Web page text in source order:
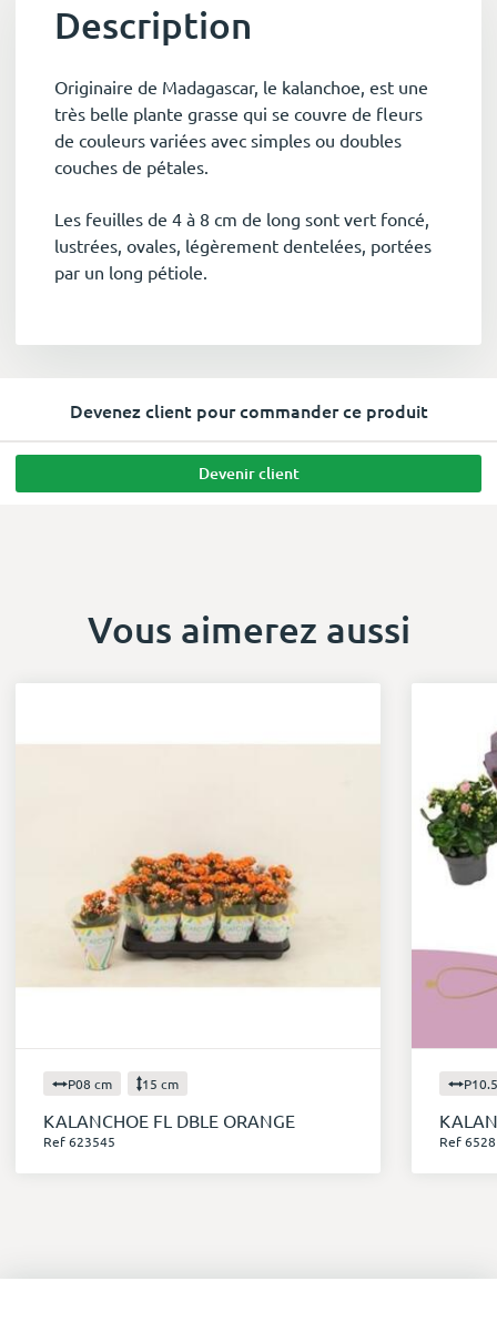
Description
Originaire de Madagascar, le kalanchoe, est une
très belle plante grasse qui se couvre de fleurs
de couleurs variées avec simples ou doubles
couches de pétales.
Les feuilles de 4 à 8 cm de long sont vert foncé,
lustrées, ovales, légèrement dentelées, portées
par un long pétiole.
Devenez client pour commander ce produit
Devenir client
Vous aimerez aussi
P08 cm 15 cm
KALANCHOE FL DBLE ORANGE
Ref 623545 Ref